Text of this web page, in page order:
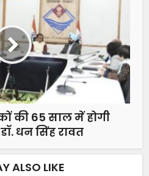
की 65 साल में होगी
डॉ. धन सिंह रावत
ALSO LIKE